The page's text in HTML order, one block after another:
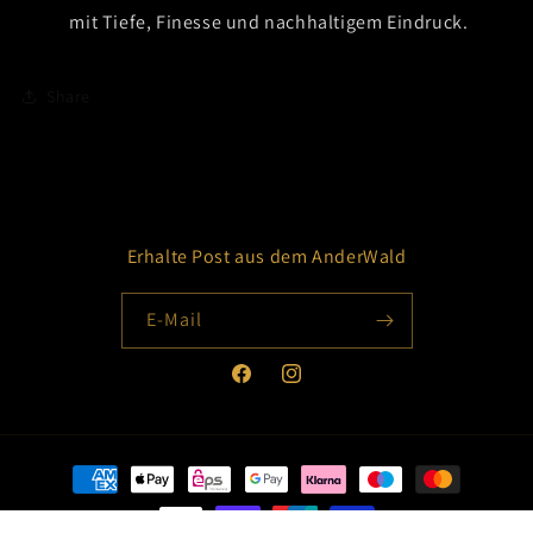
mit Tiefe, Finesse und nachhaltigem Eindruck.
Erhalte Post aus dem AnderWald
E-Mail
FacebookInstagram
Zahlungsmethoden